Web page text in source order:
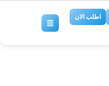
اطلب الان